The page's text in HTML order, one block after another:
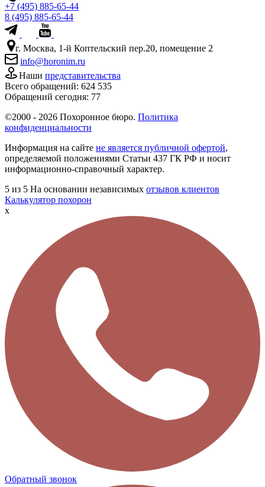
+7 (495) 885-65-44
8 (495) 885-65-44
г. Москва, 1-й Коптельский пер.20, помещение 2
info@horonim.ru
Наши представительства
Всего обращений: 624 535
Обращений сегодня: 77
©2000 - 2026 Похоронное бюро. Политика
конфиденциальности
Информация на сайте не является публичной офертой,
определяемой положениями Статьи 437 ГК РФ и носит
информационно-справочный характер.
5 из 5 На основании независимых отзывов клиентов
Калькулятор похорон
x
Обратный звонок